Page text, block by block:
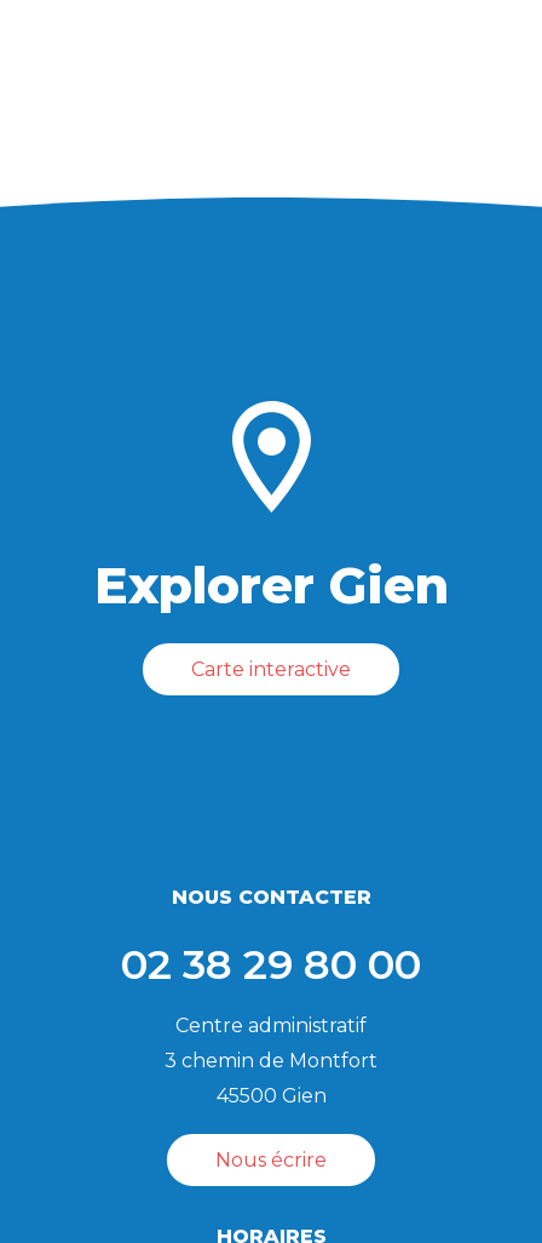
Explorer Gien
Carte interactive
NOUS CONTACTER
02 38 29 80 00
Centre administratif
3 chemin de Montfort
45500 Gien
Nous écrire
HORAIRES